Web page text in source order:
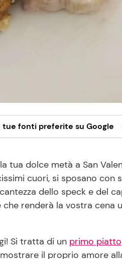
tue fonti preferite su Google
tua dolce metà a San
cuori, si sposano con
dello speck e del
renderà la vostra cena
Si tratta di un primo piatto
il proprio amore